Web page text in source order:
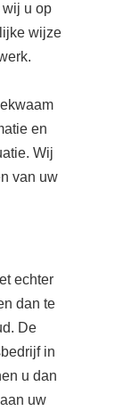
wij u op
wijze
en
Wij
van uw
echter
dan te
De
in
u dan
uw